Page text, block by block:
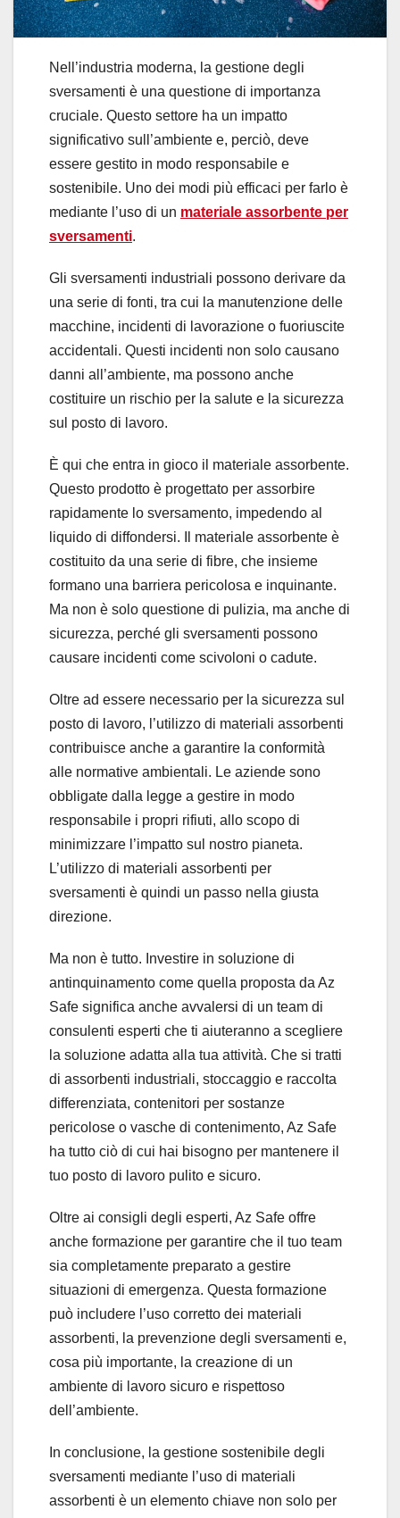
Nell’industria moderna, la gestione degli
sversamenti è una questione di importanza
cruciale. Questo settore ha un impatto
significativo sull’ambiente e, perciò, deve
essere gestito in modo responsabile e
sostenibile. Uno dei modi più efficaci per farlo è
mediante l’uso di un materiale assorbente per
sversamenti.
Gli sversamenti industriali possono derivare da
una serie di fonti, tra cui la manutenzione delle
macchine, incidenti di lavorazione o fuoriuscite
accidentali. Questi incidenti non solo causano
danni all’ambiente, ma possono anche
costituire un rischio per la salute e la sicurezza
sul posto di lavoro.
È qui che entra in gioco il materiale assorbente.
Questo prodotto è progettato per assorbire
rapidamente lo sversamento, impedendo al
liquido di diffondersi. Il materiale assorbente è
costituito da una serie di fibre, che insieme
formano una barriera pericolosa e inquinante.
Ma non è solo questione di pulizia, ma anche di
sicurezza, perché gli sversamenti possono
causare incidenti come scivoloni o cadute.
Oltre ad essere necessario per la sicurezza sul
posto di lavoro, l’utilizzo di materiali assorbenti
contribuisce anche a garantire la conformità
alle normative ambientali. Le aziende sono
obbligate dalla legge a gestire in modo
responsabile i propri rifiuti, allo scopo di
minimizzare l’impatto sul nostro pianeta.
L’utilizzo di materiali assorbenti per
sversamenti è quindi un passo nella giusta
direzione.
Ma non è tutto. Investire in soluzione di
antinquinamento come quella proposta da Az
Safe significa anche avvalersi di un team di
consulenti esperti che ti aiuteranno a scegliere
la soluzione adatta alla tua attività. Che si tratti
di assorbenti industriali, stoccaggio e raccolta
differenziata, contenitori per sostanze
pericolose o vasche di contenimento, Az Safe
ha tutto ciò di cui hai bisogno per mantenere il
tuo posto di lavoro pulito e sicuro.
Oltre ai consigli degli esperti, Az Safe offre
anche formazione per garantire che il tuo team
sia completamente preparato a gestire
situazioni di emergenza. Questa formazione
può includere l’uso corretto dei materiali
assorbenti, la prevenzione degli sversamenti e,
cosa più importante, la creazione di un
ambiente di lavoro sicuro e rispettoso
dell’ambiente.
In conclusione, la gestione sostenibile degli
sversamenti mediante l’uso di materiali
assorbenti è un elemento chiave non solo per